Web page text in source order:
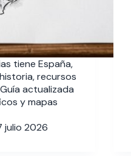
tiene España,
recursos
actualizada
y mapas
julio 2026